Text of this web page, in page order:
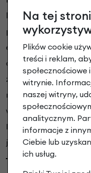
komfort i
powinna być
efektywna.
doboru
zalecamy pomiar
najbardziej
wewnętrznej
Państwo również
jako sugestię do
Na tej
Plików cookie
treści i reklam,
społecznościowe
witrynie.
naszej witryny,
analitycznym.
informacje z
Ciebie lub
ich usług.